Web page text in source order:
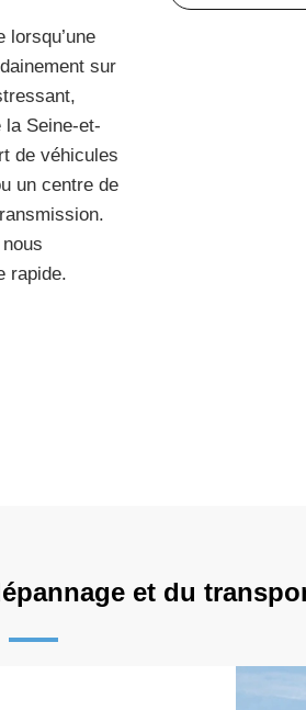
lorsqu’une
sur
la Seine-et-
de véhicules
un centre de
rapide.
et du